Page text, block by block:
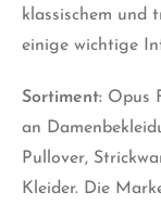
klassischem und
einige wichtige
Sortiment: Opus
an
Pullover,
Kleider. Die